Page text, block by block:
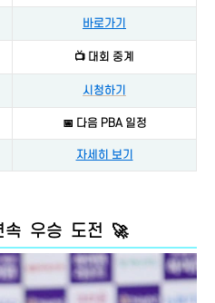
바로가기
📺 대회 중계
시청하기
📅 다음 PBA 일정
자세히 보기
속 우승 도전 🚀